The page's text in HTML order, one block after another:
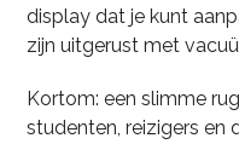
display dat je kunt
zijn uitgerust met
Kortom: een slimme
studenten, reizigers en